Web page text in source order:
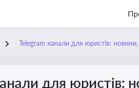
Telegram канали для юристів:
для юристів: